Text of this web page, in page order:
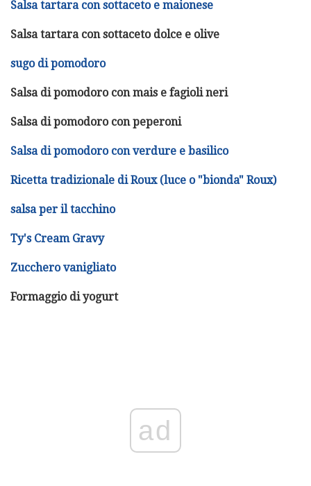
Salsa tartara con sottaceto e maionese
Salsa tartara con sottaceto dolce e olive
sugo di pomodoro
Salsa di pomodoro con mais e fagioli neri
Salsa di pomodoro con peperoni
Salsa di pomodoro con verdure e basilico
Ricetta tradizionale di Roux (luce o "bionda" Roux)
salsa per il tacchino
Ty's Cream Gravy
Zucchero vanigliato
Formaggio di yogurt
ad